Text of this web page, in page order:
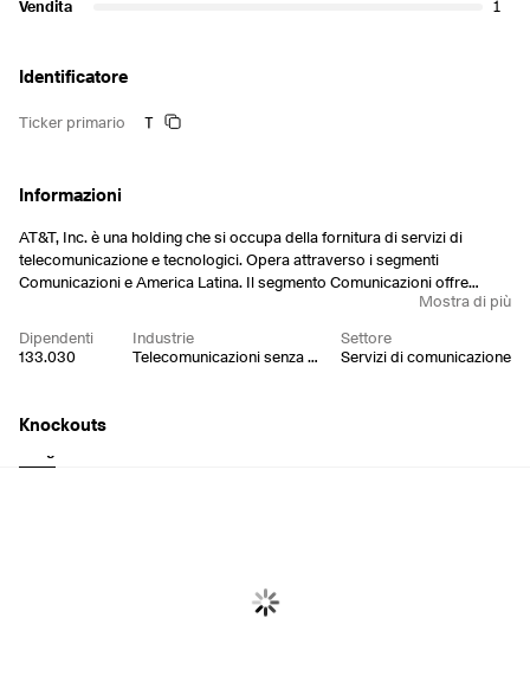
Vendita 1
Informazioni
AT&T, Inc. è una holding che si occupa della fornitura di servizi di
telecomunicazione e tecnologici. Opera attraverso i segmenti
Comunicazioni e America Latina. Il segmento Comunicazioni offre
servizi di telecomunicazione wireless, via cavo e a banda larga ad
America Latina fornisce servizi e apparecchiature wireless in Messico.
Mostra di più
Dipendenti
133.030
Industrie
Telecomunicazioni senza fili
Settore
Servizi di comunicazione
Identificatore
Ticker primario T
Knockouts